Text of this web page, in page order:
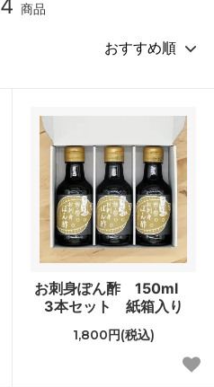
4 商品
お刺身ぽん酢 150ml
3本セット 紙箱入り
1,800円(税込)